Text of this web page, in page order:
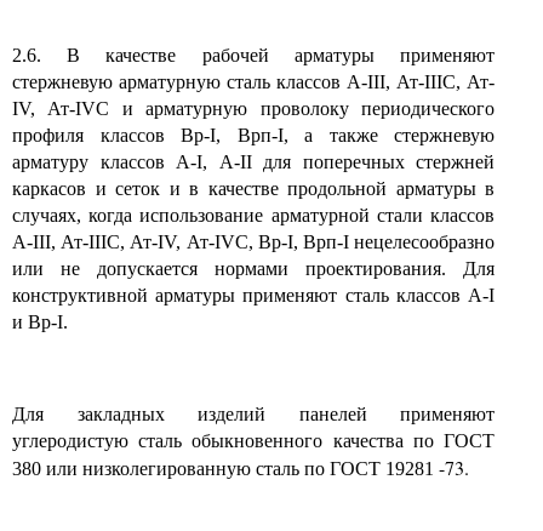
2.6. В качестве рабочей арматуры применяют
стержневую арматурную сталь классов А-III, Ат-IIIС, Ат-
IV, Ат-IVС и арматурную проволоку периодического
профиля классов Вр-I, Врп-I, а также стержневую
арматуру классов А-I, А-II для поперечных стержней
каркасов и сеток и в качестве продольной арматуры в
случаях, когда использование арматурной стали классов
А-III, Ат-IIIС, Ат-IV, Ат-IVС, Вр-I, Врп-I нецелесообразно
или не допускается нормами проектирования. Для
конструктивной арматуры применяют сталь классов А-I
и Вр-I.
Для закладных изделий панелей применяют
углеродистую сталь обыкновенного качества по ГОСТ
380 или низколегированную сталь по ГОСТ 19281 -73.